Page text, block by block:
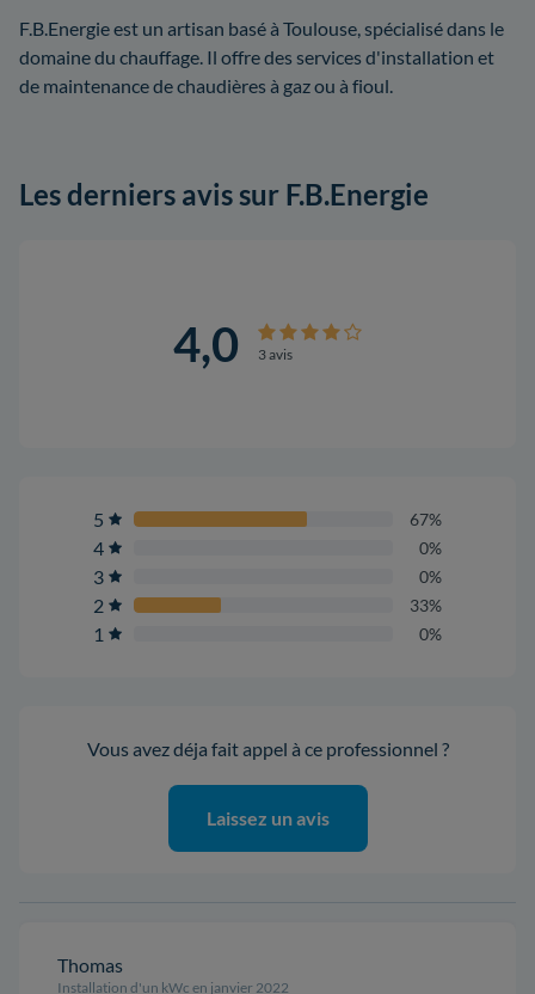
F.B.Energie est un artisan basé à Toulouse, spécialisé dans le
domaine du chauffage. Il offre des services d'installation et
de maintenance de chaudières à gaz ou à fioul.
Les derniers avis sur F.B.Energie
4,0 3 avis
5 67%
4 0%
3 0%
2 33%
1 0%
Vous avez déja fait appel à ce professionnel ?
Laissez un avis
Thomas
Installation d'un kWc en janvier 2022